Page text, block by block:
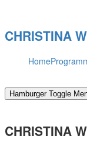
content
CHRISTINA
Home
Hamburger Toggle
CHRISTINA